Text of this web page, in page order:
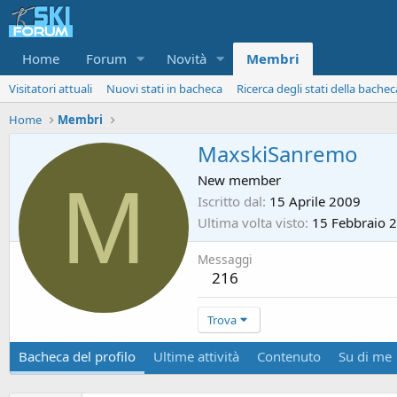
Home Forum Novità Membri
Visitatori attuali Nuovi stati in bacheca
Ricerca degli stati della
Home
Membri
M
MaxskiSanremo
New member
Iscritto dal 15 Aprile 2009
Ultima volta visto 15 Febbraio
Messaggi
216
Trova
Bacheca del profilo Ultime attività Contenuto Su di me